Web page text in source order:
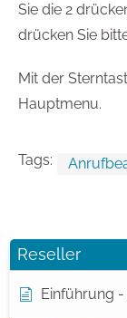
Reseller
Einführung
Sie die 2
drücken Sie
Mit der
Hauptmenu.
Tags: